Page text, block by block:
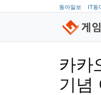
동아일보 IT동
카카
기념